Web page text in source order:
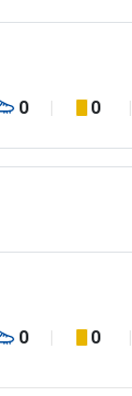
0 0
0 0